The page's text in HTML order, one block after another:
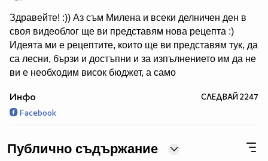
Здравейте! :)) Аз съм Милена и всеки делничен ден в
своя видеоблог ще ви представям нова рецепта :)
Идеята ми е рецептите, които ще ви представям тук, да
са лесни, бързи и достъпни и за изпълнението им да не
ви е необходим висок бюджет, а само
Надявам се да се "виждаме" често тук, ще се радвам
да коментирате, харесвате и споделяте моите рецепти,
искали да ви приготвя - не се колебайте да ми пишете!
:)
Инфо СЛЕДВАЙ2247
Facebook
Публично съдържание